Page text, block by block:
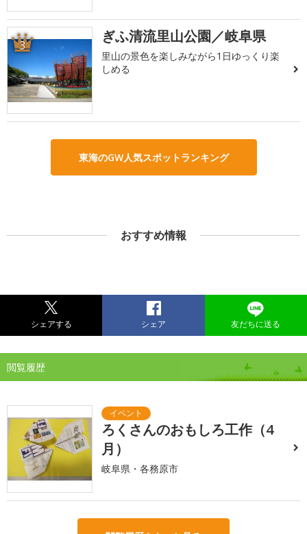
3 ぎふ清流里山公園／岐阜県
里山の景色を楽しみながら1日ゆっくり楽
しめる
東海のGW人気スポットランキング
おすすめ情報
シェアする シェア 友だちに送る
閲覧履歴
ろくさんのおもしろ工作（4
月）
岐阜県・各務原市